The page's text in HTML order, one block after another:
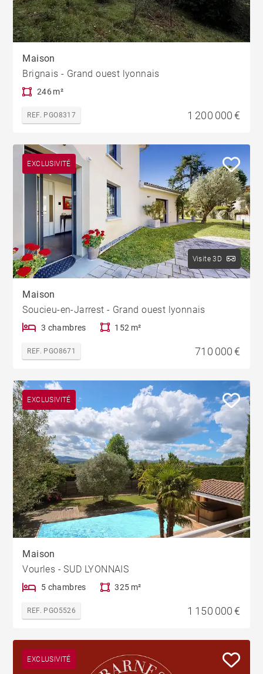
Maison
Brignais - Grand ouest lyonnais
246 m²
REF. PGO8317 1 200 000 €
EXCLUSIVITÉ
Visite 3D
Maison
Soucieu-en-Jarrest - Grand ouest lyonnais
3 chambres 152 m²
REF. PGO8671 710 000 €
EXCLUSIVITÉ
Maison
Vourles - SUD LYONNAIS
5 chambres 325 m²
REF. PGO5526 1 150 000 €
EXCLUSIVITÉ